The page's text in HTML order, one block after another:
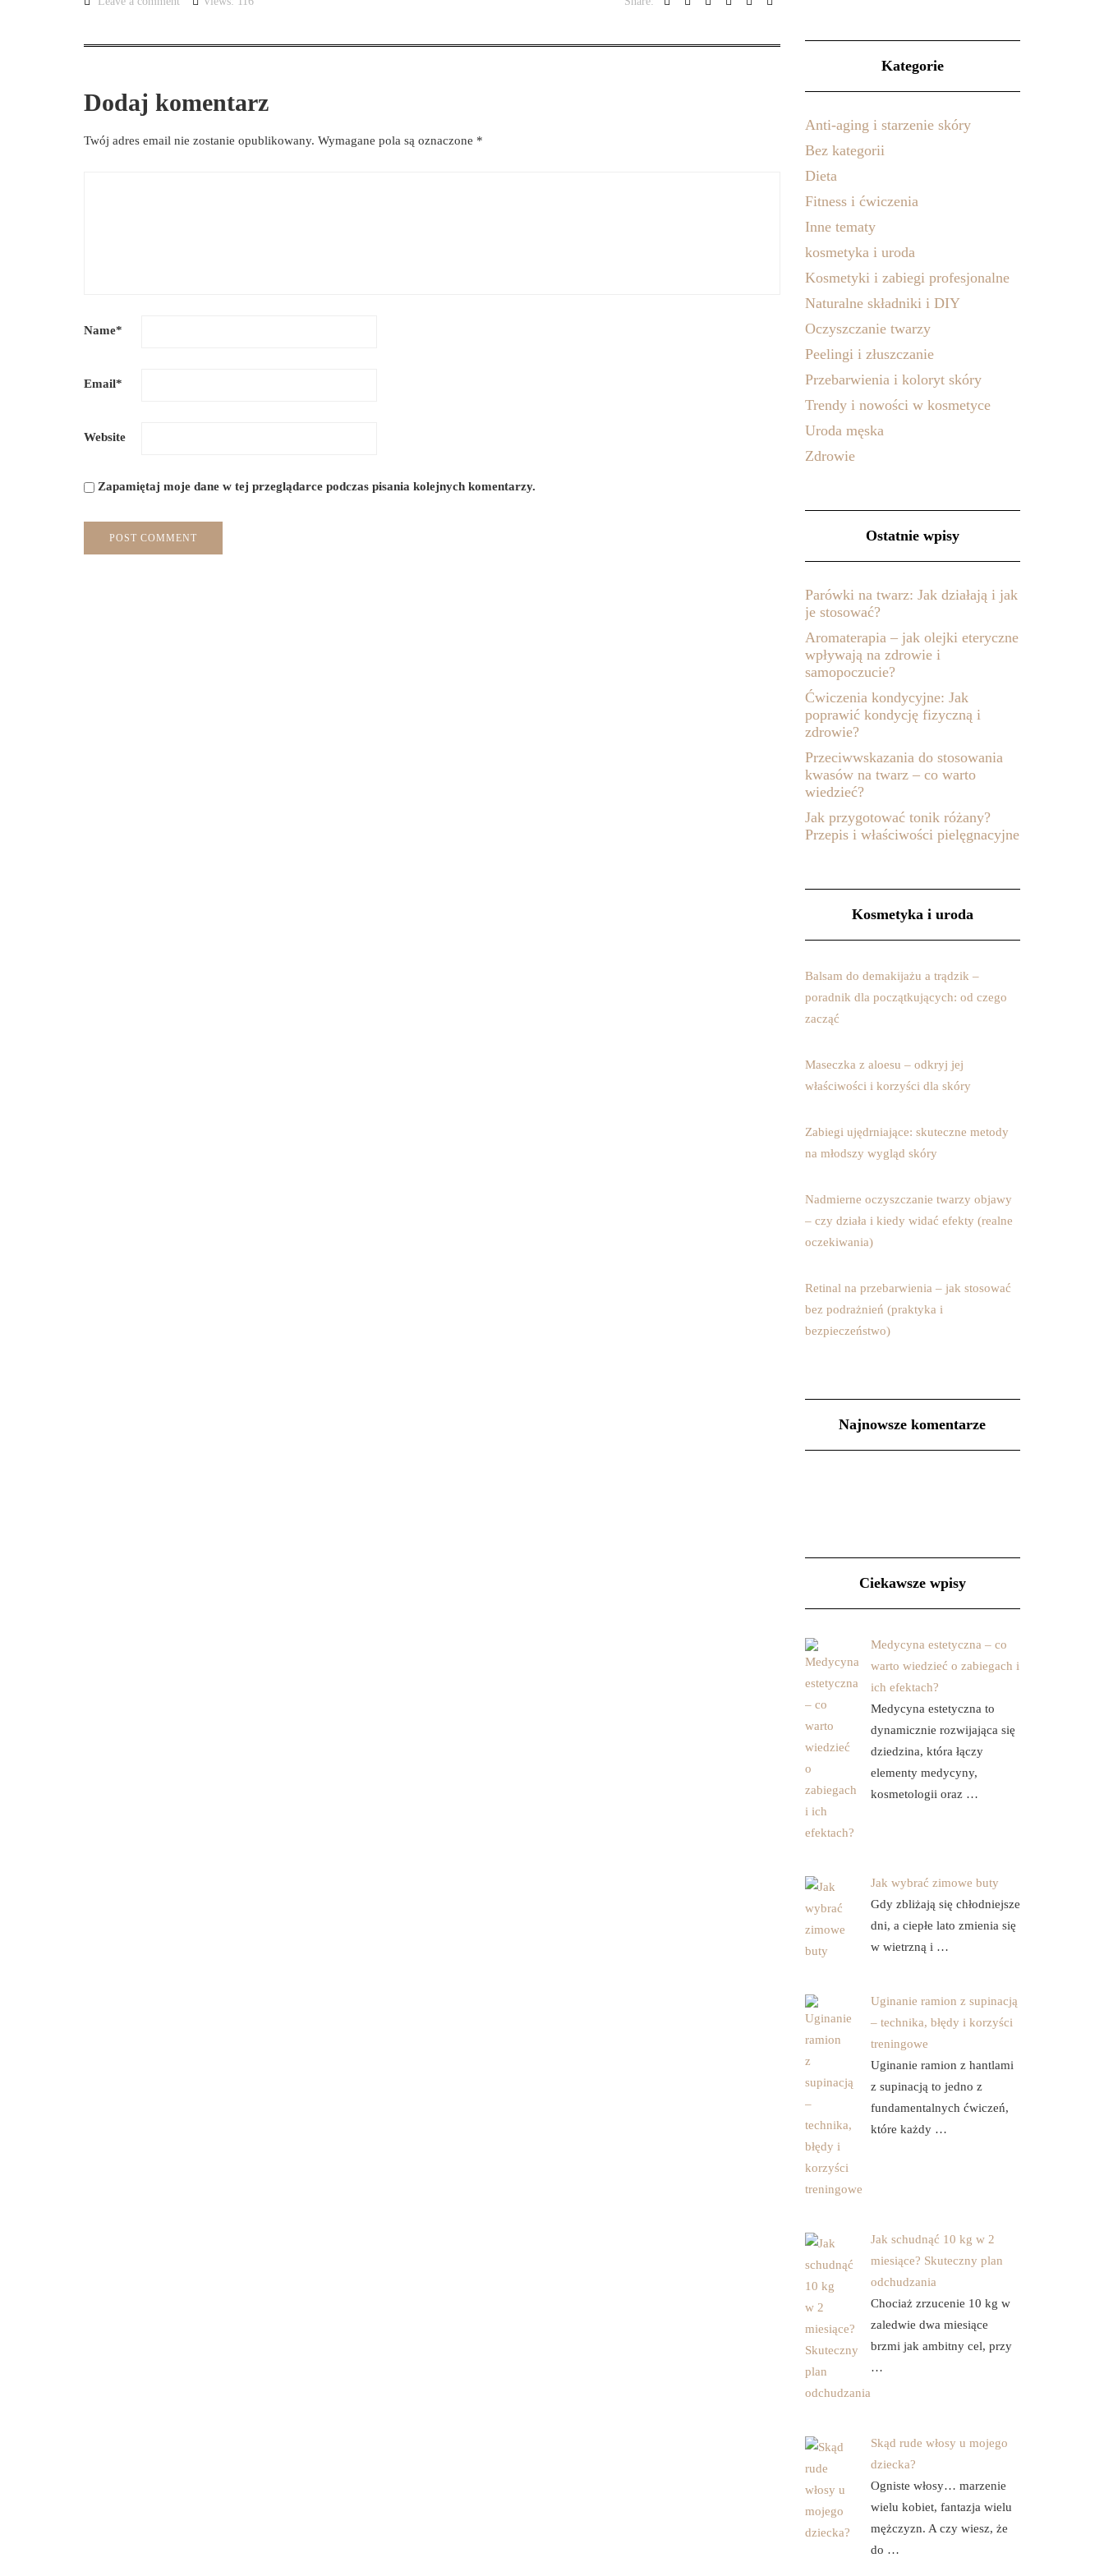
Dodaj komentarz
Twój adres email nie zostanie opublikowany. Wymagane pola są oznaczone *
Name*
Email*
Website
Zapamiętaj moje dane w tej przeglądarce podczas pisania kolejnych komentarzy.
Kategorie
Anti-aging i starzenie skóry
Bez kategorii
Dieta
Fitness i ćwiczenia
Inne tematy
kosmetyka i uroda
Kosmetyki i zabiegi profesjonalne
Naturalne składniki i DIY
Oczyszczanie twarzy
Peelingi i złuszczanie
Przebarwienia i koloryt skóry
Trendy i nowości w kosmetyce
Uroda męska
Zdrowie
Ostatnie wpisy
Parówki na twarz: Jak działają i jak
je stosować?
Aromaterapia – jak olejki eteryczne
wpływają na zdrowie i
samopoczucie?
Ćwiczenia kondycyjne: Jak
poprawić kondycję fizyczną i
zdrowie?
Przeciwwskazania do stosowania
kwasów na twarz – co warto
wiedzieć?
Jak przygotować tonik różany?
Przepis i właściwości pielęgnacyjne
Kosmetyka i uroda
Balsam do demakijażu a trądzik –
poradnik dla początkujących: od czego
zacząć
Maseczka z aloesu – odkryj jej
właściwości i korzyści dla skóry
Zabiegi ujędrniające: skuteczne metody
na młodszy wygląd skóry
Nadmierne oczyszczanie twarzy objawy
– czy działa i kiedy widać efekty (realne
oczekiwania)
Retinal na przebarwienia – jak stosować
bez podrażnień (praktyka i
bezpieczeństwo)
Najnowsze komentarze
Ciekawsze wpisy
Medycyna estetyczna – co
warto wiedzieć o zabiegach i
ich efektach?
Medycyna estetyczna to
dynamicznie rozwijająca się
dziedzina, która łączy
elementy medycyny,
kosmetologii oraz …
Jak wybrać zimowe buty
Gdy zbliżają się chłodniejsze
dni, a ciepłe lato zmienia się
w wietrzną i …
Uginanie ramion z supinacją
– technika, błędy i korzyści
treningowe
Uginanie ramion z hantlami
z supinacją to jedno z
fundamentalnych ćwiczeń,
które każdy …
Jak schudnąć 10 kg w 2
miesiące? Skuteczny plan
odchudzania
Chociaż zrzucenie 10 kg w
zaledwie dwa miesiące
brzmi jak ambitny cel, przy
…
Skąd rude włosy u mojego
dziecka?
Ogniste włosy… marzenie
wielu kobiet, fantazja wielu
mężczyzn. A czy wiesz, że
do …